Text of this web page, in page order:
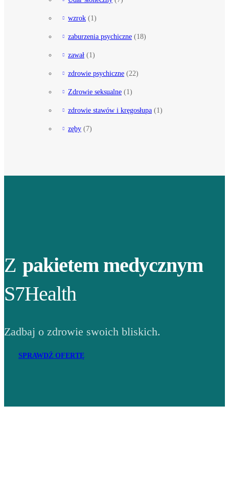
wzrok (1)
zaburzenia psychiczne (18)
zawał (1)
zdrowie psychiczne (22)
Zdrowie seksualne (1)
zdrowie stawów i kręgosłupa (1)
zęby (7)
Z pakietem medycznym
S7Health
Zadbaj o zdrowie swoich bliskich.
SPRAWDŹ OFERTĘ